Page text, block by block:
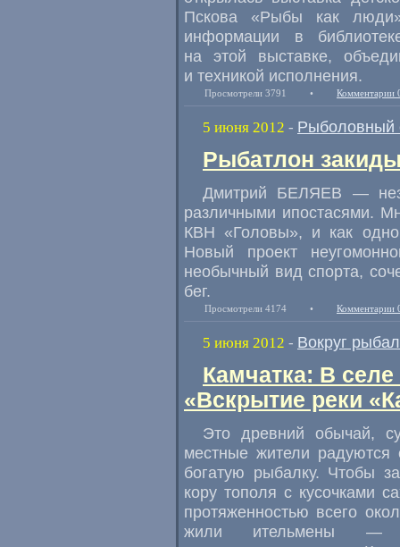
Пскова «Рыбы как
информации в
на этой выставке,
и техникой исполнения.
Просмотрели 3791 • Комментарии
5 июня 2012 - Рыболовный
Рыбатлон
Дмитрий БЕЛЯЕВ —
различными ипостасями.
КВН «Головы», и как
Новый проект
необычный вид спорта,
бег.
Просмотрели 4174 • Комментарии
5 июня 2012 - Вокруг
Камчатка: В
«Вскрытие реки
Это древний обычай,
местные жители
богатую рыбалку. Чтобы
кору тополя с кусочками
протяженностью всего
жили ительмены —